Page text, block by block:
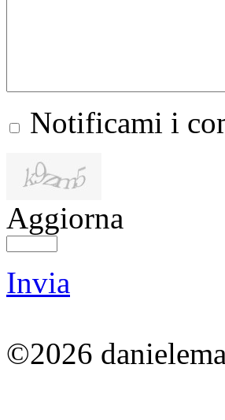
Notificami i
Aggiorna
Invia
©2026